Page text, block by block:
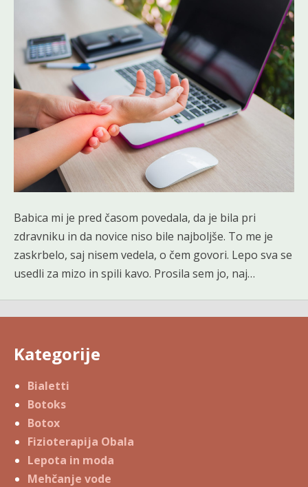
Babica mi je pred časom povedala, da je bila pri
zdravniku in da novice niso bile najboljše. To me je
zaskrbelo, saj nisem vedela, o čem govori. Lepo sva se
usedli za mizo in spili kavo. Prosila sem jo, naj…
Kategorije
Bialetti
Botoks
Botox
Fizioterapija Obala
Lepota in moda
Mehčanje vode